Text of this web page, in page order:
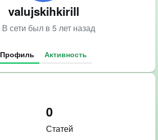
valujskihkirill
В сети был в 5 лет назад
Профиль Активность
0
Статей